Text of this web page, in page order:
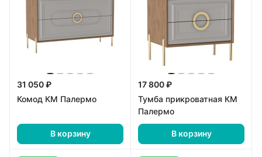
31 050 ₽
Комод КМ Палермо
В корзину
17 800 ₽
Тумба прикроватная КМ
Палермо
В корзину